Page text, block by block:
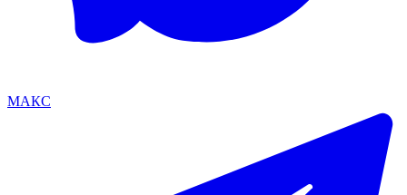
МАКС